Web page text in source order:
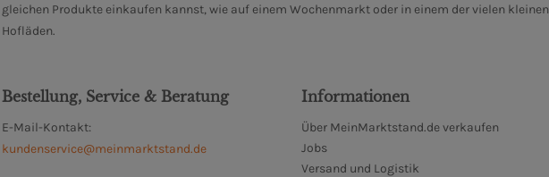
gleichen Produkte einkaufen kannst, wie auf einem Wochenmarkt oder in einem der vielen kleinen
Hofläden.
Bestellung, Service & Beratung
E-Mail-Kontakt:
kundenservice@meinmarktstand.de
Informationen
Über MeinMarktstand.de verkaufen
Jobs
Versand und Logistik